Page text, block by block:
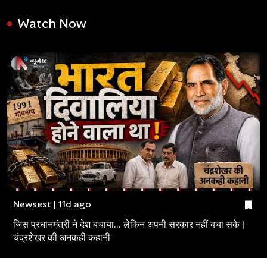
Watch Now
Newsest | 11d ago
जिस प्रधानमंत्री ने देश बचाया... लेकिन अपनी सरकार नहीं बचा सके |
चंद्रशेखर की अनकही कहानी